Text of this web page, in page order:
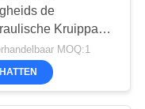
de
Kruippakje
Precipitatiegat en
Micro-
MOQ:1